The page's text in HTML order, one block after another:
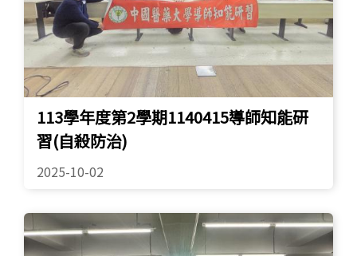
113學年度第2學期1140415導師知能研
習(自殺防治)
2025-10-02